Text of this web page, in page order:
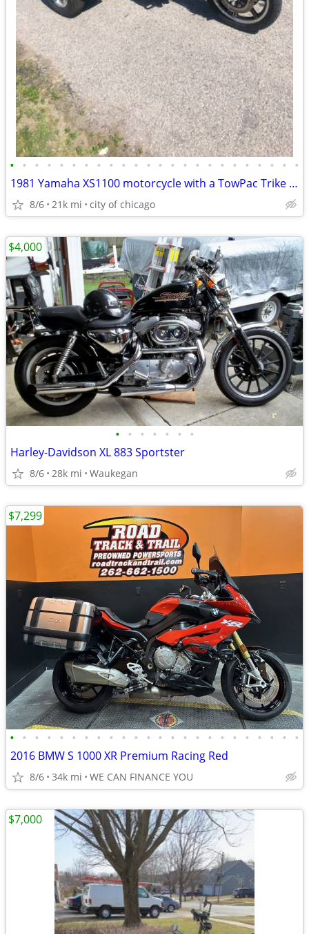
• • • • • • • • • • • • • • • • • • • • • • • •
1981 Yamaha XS1100 motorcycle with a TowPac Trike Kit Tri
8/6 21k mi city of chicago
• • • • • • •
Harley-Davidson XL 883 Sportster
8/6 28k mi Waukegan
$4,000
• • • • • • • • • • • • • • • • • • • • • • • •
2016 BMW S 1000 XR Premium Racing Red
8/6 34k mi WE CAN FINANCE YOU
$7,299
$7,000